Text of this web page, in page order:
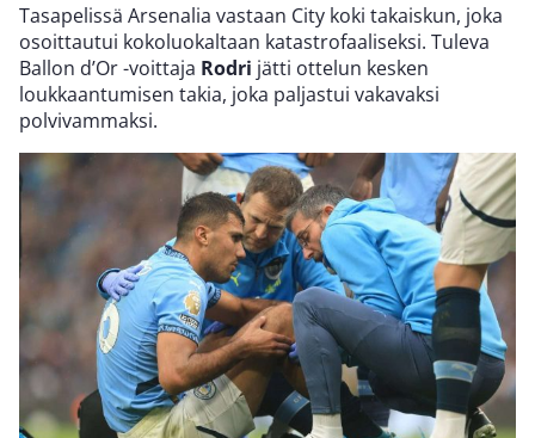
Tasapelissä Arsenalia vastaan City koki takaiskun, joka
osoittautui kokoluokaltaan katastrofaaliseksi. Tuleva
Ballon d’Or -voittaja Rodri jätti ottelun kesken
loukkaantumisen takia, joka paljastui vakavaksi
polvivammaksi.